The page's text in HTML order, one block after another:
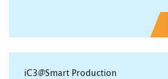
iC3@Smart Production